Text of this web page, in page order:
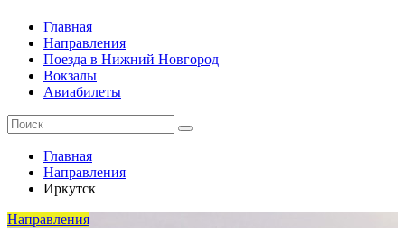
Главная
Направления
Поезда в Нижний Новгород
Вокзалы
Авиабилеты
Главная
Направления
Иркутск
Направления